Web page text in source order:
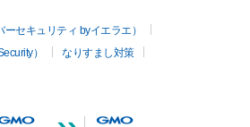
セキュリティ byイエラエ）
）
なりすまし対策